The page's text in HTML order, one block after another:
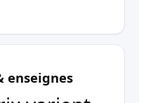
enseignes